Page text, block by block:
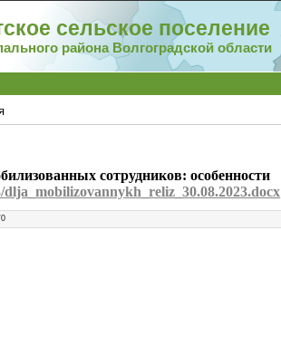
сельское поселение
района Волгоградской области
сотрудников: особенности
dlja_mobilizovannykh_reliz_30.08.2023.docx
0